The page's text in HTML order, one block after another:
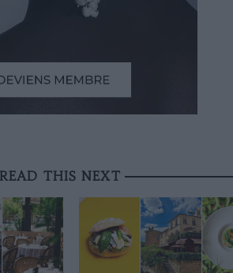
READ THIS NEXT